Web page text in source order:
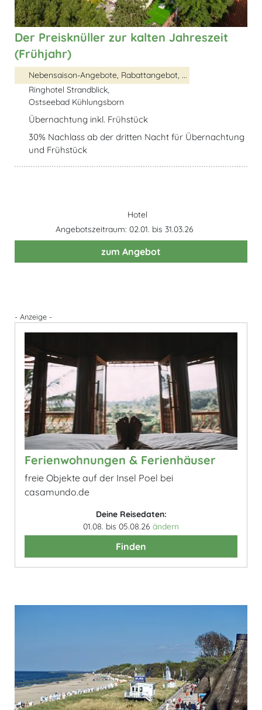
Der Preisknüller zur kalten Jahreszeit
(Frühjahr)
Nebensaison-Angebote, Rabattangebot, ...
Ringhotel Strandblick,
Ostseebad Kühlungsborn
Übernachtung inkl. Frühstück
30% Nachlass ab der dritten Nacht für Übernachtung
und Frühstück
Hotel
Angebotszeitraum: 02.01. bis 31.03.26
zum Angebot
- Anzeige -
Ferienwohnungen & Ferienhäuser
freie Objekte auf der Insel Poel bei
casamundo.de
Deine Reisedaten:
01.08. bis 05.08.26 ändern
Finden